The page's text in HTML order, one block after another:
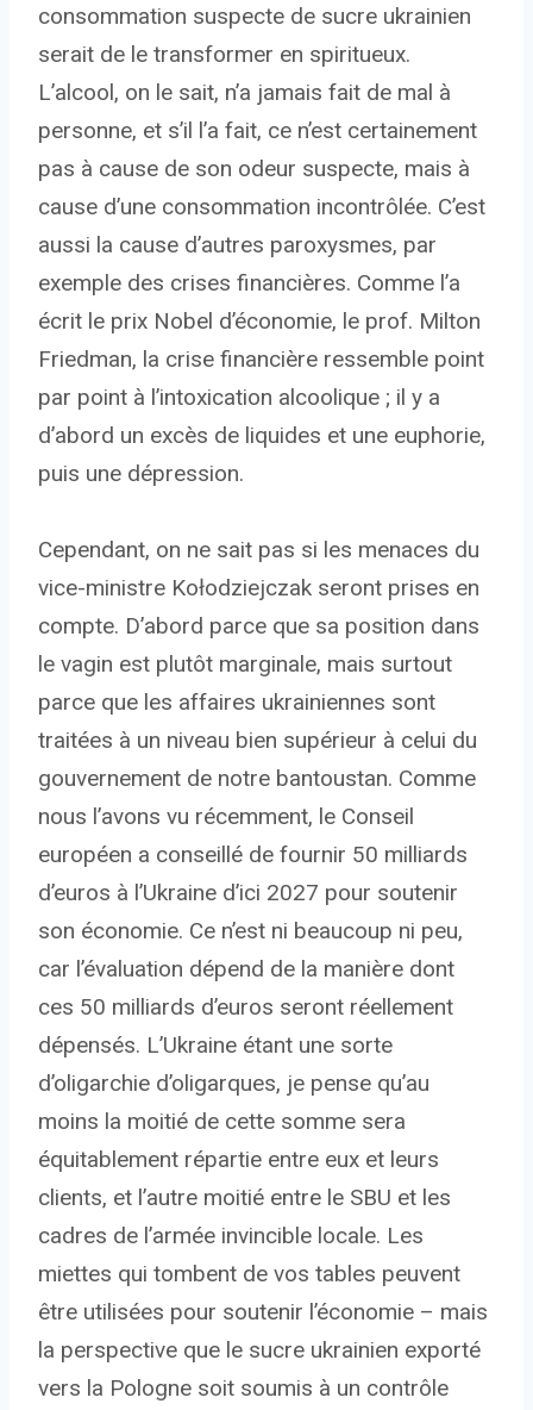
consommation suspecte de sucre ukrainien
serait de le transformer en spiritueux.
L’alcool, on le sait, n’a jamais fait de mal à
personne, et s’il l’a fait, ce n’est certainement
pas à cause de son odeur suspecte, mais à
cause d’une consommation incontrôlée. C’est
aussi la cause d’autres paroxysmes, par
exemple des crises financières. Comme l’a
écrit le prix Nobel d’économie, le prof. Milton
Friedman, la crise financière ressemble point
par point à l’intoxication alcoolique ; il y a
d’abord un excès de liquides et une euphorie,
puis une dépression.
Cependant, on ne sait pas si les menaces du
vice-ministre Kołodziejczak seront prises en
compte. D’abord parce que sa position dans
le vagin est plutôt marginale, mais surtout
parce que les affaires ukrainiennes sont
traitées à un niveau bien supérieur à celui du
gouvernement de notre bantoustan. Comme
nous l’avons vu récemment, le Conseil
européen a conseillé de fournir 50 milliards
d’euros à l’Ukraine d’ici 2027 pour soutenir
son économie. Ce n’est ni beaucoup ni peu,
car l’évaluation dépend de la manière dont
ces 50 milliards d’euros seront réellement
dépensés. L’Ukraine étant une sorte
d’oligarchie d’oligarques, je pense qu’au
moins la moitié de cette somme sera
équitablement répartie entre eux et leurs
clients, et l’autre moitié entre le SBU et les
cadres de l’armée invincible locale. Les
miettes qui tombent de vos tables peuvent
être utilisées pour soutenir l’économie – mais
la perspective que le sucre ukrainien exporté
vers la Pologne soit soumis à un contrôle